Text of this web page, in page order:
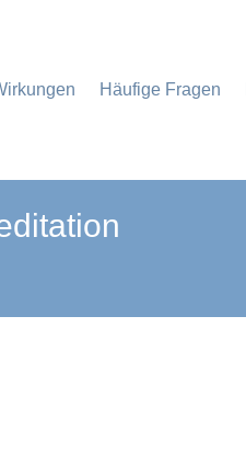
Häufige Fragen